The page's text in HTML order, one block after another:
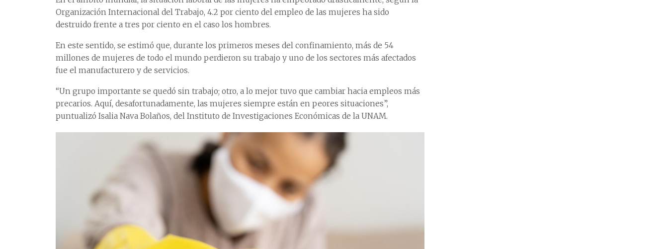
Organización Internacional del Trabajo, 4.2 por ciento del empleo de las mujeres ha sido
destruido frente a tres por ciento en el caso los hombres.
En este sentido, se estimó que, durante los primeros meses del confinamiento, más de 54
millones de mujeres de todo el mundo perdieron su trabajo y uno de los sectores más afectados
fue el manufacturero y de servicios.
“Un grupo importante se quedó sin trabajo; otro, a lo mejor tuvo que cambiar hacia empleos más
precarios. Aquí, desafortunadamente, las mujeres siempre están en peores situaciones”,
puntualizó Isalia Nava Bolaños, del Instituto de Investigaciones Económicas de la UNAM.